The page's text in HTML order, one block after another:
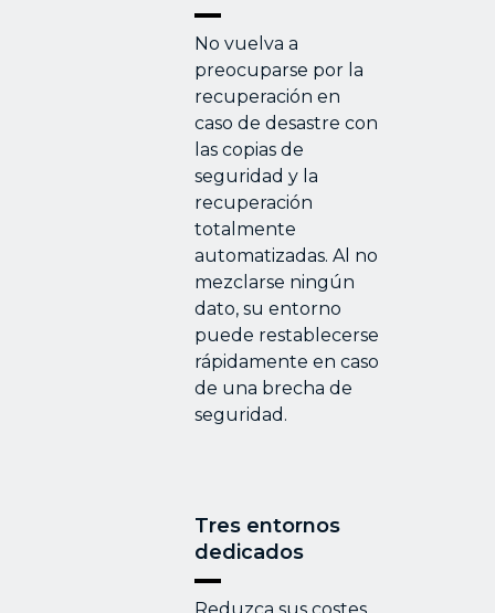
No vuelva a
preocuparse por la
recuperación en
caso de desastre con
las copias de
seguridad y la
recuperación
totalmente
automatizadas. Al no
mezclarse ningún
dato, su entorno
puede restablecerse
rápidamente en caso
de una brecha de
seguridad.
Tres entornos
dedicados
Reduzca sus costes